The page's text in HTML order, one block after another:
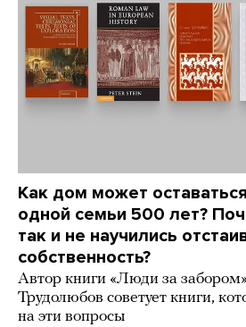
Как дом может
одной семьи 500 лет?
так и не научились
собственность?
Автор книги «Люди за
Трудолюбов советует книги,
на эти вопросы